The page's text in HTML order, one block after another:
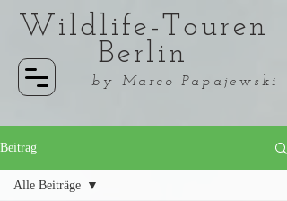
Wildlife-Touren
Berlin
by Marco Papajewski
Beitrag
Alle Beiträge